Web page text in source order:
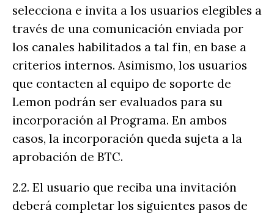
selecciona e invita a los usuarios elegibles a
través de una comunicación enviada por
los canales habilitados a tal fin, en base a
criterios internos. Asimismo, los usuarios
que contacten al equipo de soporte de
Lemon podrán ser evaluados para su
incorporación al Programa. En ambos
casos, la incorporación queda sujeta a la
aprobación de BTC.
2.2. El usuario que reciba una invitación
deberá completar los siguientes pasos de